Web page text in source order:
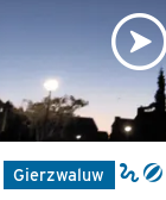
Gierzwaluw